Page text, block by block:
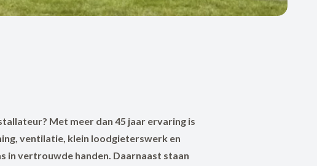
Met meer dan 45 jaar ervaring is
ventilatie, klein loodgieterswerk en
in vertrouwde handen. Daarnaast staan